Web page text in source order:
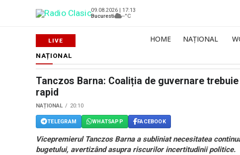
09.08.2026 | 17:13
Bucuresti
--°C
HOME NAȚIONAL
NAȚIONAL
Tanczos Barna: Coaliția de guvernare
rapid
NAȚIONAL 20:10
TELEGRAM WHATSAPP FACEBOOK
Vicepremierul Tanczos Barna a subliniat necesitatea
bugetului, avertizând asupra riscurilor incertitudinii politice.